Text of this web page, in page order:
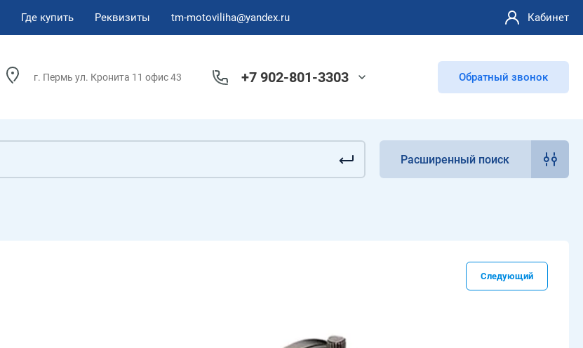
Где купить Реквизиты tm-motoviliha@yandex.ru Кабинет
г. Пермь ул. Кронита 11 офис 43 +7 902-801-3303 Обратный звонок
Расширенный поиск
Следующий